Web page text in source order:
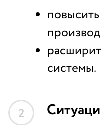
системы.
2